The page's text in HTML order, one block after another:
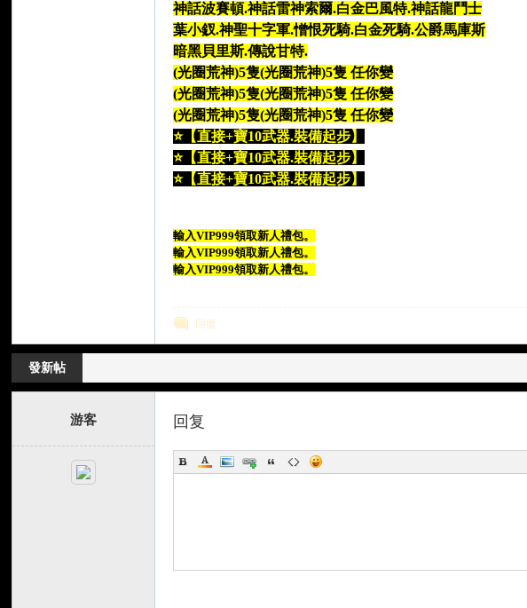
神話波賽頓.神話雷神索爾.白金巴風特.神話龍鬥士
葉小釵.神聖十字軍.憎恨死騎.白金死騎.公爵馬庫斯
暗黑貝里斯.傳說甘特.
(光圈荒神)5隻(光圈荒神)5隻 任你變
(光圈荒神)5隻(光圈荒神)5隻 任你變
(光圈荒神)5隻(光圈荒神)5隻 任你變
⭐【直接+寶10武器.裝備起步】
⭐【直接+寶10武器.裝備起步】
⭐【直接+寶10武器.裝備起步】
輸入VIP999領取新人禮包。
輸入VIP999領取新人禮包。
輸入VIP999領取新人禮包。
回復
發新帖
游客 回复